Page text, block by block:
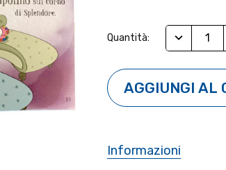
Attuale:
Quantità: RIDUCI
Informazioni